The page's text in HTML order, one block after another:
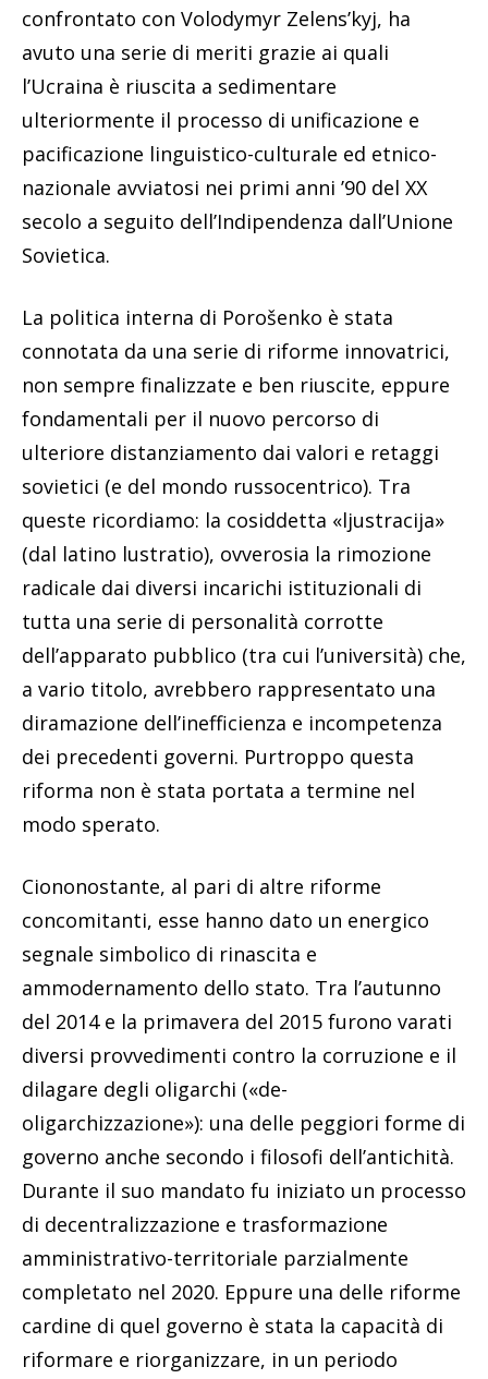
confrontato con Volodymyr Zelens’kyj, ha
avuto una serie di meriti grazie ai quali
l’Ucraina è riuscita a sedimentare
ulteriormente il processo di unificazione e
pacificazione linguistico-culturale ed etnico-
nazionale avviatosi nei primi anni ’90 del XX
secolo a seguito dell’Indipendenza dall’Unione
Sovietica.
La politica interna di Porošenko è stata
connotata da una serie di riforme innovatrici,
non sempre finalizzate e ben riuscite, eppure
fondamentali per il nuovo percorso di
ulteriore distanziamento dai valori e retaggi
sovietici (e del mondo russocentrico). Tra
queste ricordiamo: la cosiddetta «ljustracija»
(dal latino lustratio), ovverosia la rimozione
radicale dai diversi incarichi istituzionali di
tutta una serie di personalità corrotte
dell’apparato pubblico (tra cui l’università) che,
a vario titolo, avrebbero rappresentato una
diramazione dell’inefficienza e incompetenza
dei precedenti governi. Purtroppo questa
riforma non è stata portata a termine nel
modo sperato.
Ciononostante, al pari di altre riforme
concomitanti, esse hanno dato un energico
segnale simbolico di rinascita e
ammodernamento dello stato. Tra l’autunno
del 2014 e la primavera del 2015 furono varati
diversi provvedimenti contro la corruzione e il
dilagare degli oligarchi («de-
oligarchizzazione»): una delle peggiori forme di
governo anche secondo i filosofi dell’antichità.
Durante il suo mandato fu iniziato un processo
di decentralizzazione e trasformazione
amministrativo-territoriale parzialmente
completato nel 2020. Eppure una delle riforme
cardine di quel governo è stata la capacità di
riformare e riorganizzare, in un periodo